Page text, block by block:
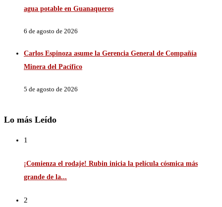
agua potable en Guanaqueros
6 de agosto de 2026
Carlos Espinoza asume la Gerencia General de Compañía
Minera del Pacífico
5 de agosto de 2026
Lo más Leído
1
¡Comienza el rodaje! Rubin inicia la película cósmica más
grande de la...
2